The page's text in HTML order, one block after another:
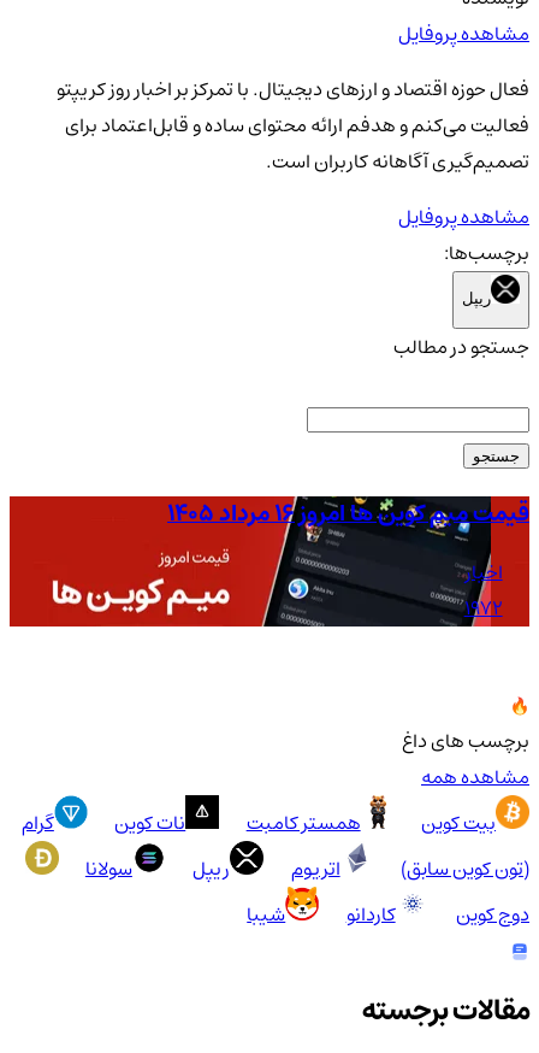
مشاهده پروفایل
فعال حوزه اقتصاد و ارزهای دیجیتال. با تمرکز بر اخبار روز کریپتو
فعالیت می‌کنم و هدفم ارائه محتوای ساده و قابل‌اعتماد برای
تصمیم‌گیری آگاهانه کاربران است.
مشاهده پروفایل
برچسب‌ها:
ریپل
جستجو در مطالب
جستجو
قیمت میم کوین ها امروز ۱۶ مرداد ۱۴۰۵
اخبار
1972
برچسب های داغ
مشاهده همه
بیت کوین
همستر کامبت نات کوین
گرام
(تون کوین سابق)
اتریوم ریپل
سولانا
دوج کوین
کاردانو شیبا
مقالات برجسته